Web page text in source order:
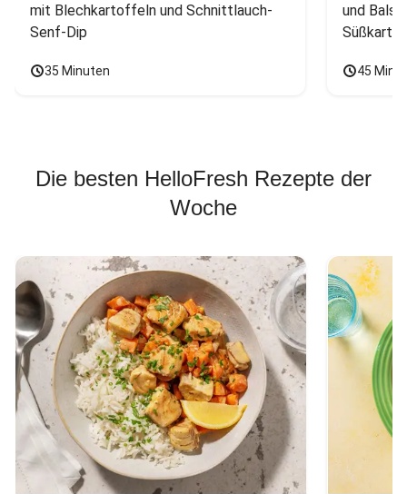
mit Blechkartoffeln und Schnittlauch-
Senf-Dip
35 Minuten
und
45
Die besten HelloFresh Rezepte der
Woche